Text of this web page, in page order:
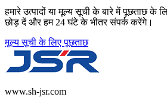
हमारे उत्पादों या मूल्य सूची के बारे में पूछताछ के
छोड़ दें और हम 24 घंटे के भीतर संपर्क करेंगे।
मूल्य सूची के लिए पूछताछ
www.sh-jsr.com